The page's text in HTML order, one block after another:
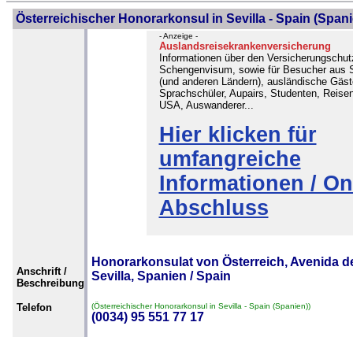
Österreichischer Honorarkonsul in Sevilla - Spain
- Anzeige -
Auslandsreisekrankenversicherung
Informationen über den
Schengenvisum, sowie für Besucher aus
(und anderen Ländern), ausländische
Sprachschüler, Aupairs, Studenten,
USA, Auswanderer...
Hier klicken für
umfangreiche
Informationen /
Abschluss
Anschrift /
Beschreibung
Honorarkonsulat von Österreich, Avenida
Sevilla, Spanien / Spain
Telefon (Österreichischer Honorarkonsul in Sevilla - Spain (Spanien))
(0034) 95 551 77 17